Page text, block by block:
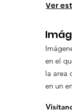
Ver
en el
la area
en un